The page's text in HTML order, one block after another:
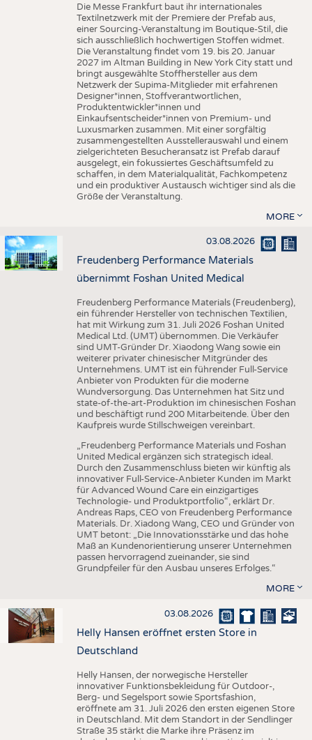
Die Messe Frankfurt baut ihr internationales
Textilnetzwerk mit der Premiere der Prefab aus,
einer Sourcing-Veranstaltung im Boutique-Stil, die
sich ausschließlich hochwertigen Stoffen widmet.
Die Veranstaltung findet vom 19. bis 20. Januar
2027 im Altman Building in New York City statt und
bringt ausgewählte Stoffhersteller aus dem
Netzwerk der Supima-Mitglieder mit erfahrenen
Designer*innen, Stoffverantwortlichen,
Produktentwickler*innen und
Einkaufsentscheider*innen von Premium- und
Luxusmarken zusammen. Mit einer sorgfältig
zusammengestellten Ausstellerauswahl und einem
zielgerichteten Besucheransatz ist Prefab darauf
ausgelegt, ein fokussiertes Geschäftsumfeld zu
schaffen, in dem Materialqualität, Fachkompetenz
und ein produktiver Austausch wichtiger sind als die
Größe der Veranstaltung.
MORE
03.08.2026
Freudenberg Performance Materials
übernimmt Foshan United Medical
Freudenberg Performance Materials (Freudenberg),
ein führender Hersteller von technischen Textilien,
hat mit Wirkung zum 31. Juli 2026 Foshan United
Medical Ltd. (UMT) übernommen. Die Verkäufer
sind UMT-Gründer Dr. Xiaodong Wang sowie ein
weiterer privater chinesischer Mitgründer des
Unternehmens. UMT ist ein führender Full-Service
Anbieter von Produkten für die moderne
Wundversorgung. Das Unternehmen hat Sitz und
state-of-the-art-Produktion im chinesischen Foshan
und beschäftigt rund 200 Mitarbeitende. Über den
Kaufpreis wurde Stillschweigen vereinbart.
„Freudenberg Performance Materials und Foshan
United Medical ergänzen sich strategisch ideal.
Durch den Zusammenschluss bieten wir künftig als
innovativer Full-Service-Anbieter Kunden im Markt
für Advanced Wound Care ein einzigartiges
Technologie- und Produktportfolio“, erklärt Dr.
Andreas Raps, CEO von Freudenberg Performance
Materials. Dr. Xiadong Wang, CEO und Gründer von
UMT betont: „Die Innovationsstärke und das hohe
Maß an Kundenorientierung unserer Unternehmen
passen hervorragend zueinander, sie sind
Grundpfeiler für den Ausbau unseres Erfolges.“
MORE
03.08.2026
Helly Hansen eröffnet ersten Store in
Deutschland
Helly Hansen, der norwegische Hersteller
innovativer Funktionsbekleidung für Outdoor-,
Berg- und Segelsport sowie Sportsfashion,
eröffnete am 31. Juli 2026 den ersten eigenen Store
in Deutschland. Mit dem Standort in der Sendlinger
Straße 35 stärkt die Marke ihre Präsenz im